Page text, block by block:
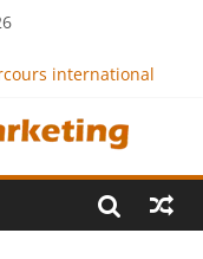
international
se
l’indépendance
comme moteur de